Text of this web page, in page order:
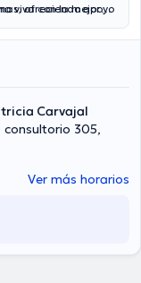
ofreciendo apoyo
viva con la mejor
Carvajal
consultorio 305,
Ver más horarios